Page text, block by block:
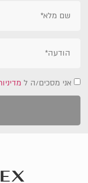
אני מסכים/ה למדיניות